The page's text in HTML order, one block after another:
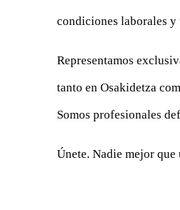
condiciones laborales
Representamos
tanto en Osakidetza
Somos profesionales
Únete. Nadie mejor